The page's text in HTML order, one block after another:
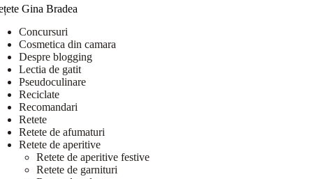
Gina Bradea
Concursuri
Cosmetica din camara
Despre blogging
Lectia de gatit
Pseudoculinare
Reciclate
Recomandari
Retete
Retete de afumaturi
Retete de aperitive
Retete de aperitive festive
Retete de garnituri